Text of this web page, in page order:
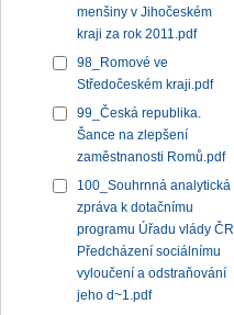
menšiny v Jihočeském
kraji za rok 2011.pdf
98_Romové ve
Středočeském kraji.pdf
99_Česká republika.
Šance na zlepšení
zaměstnanosti Romů.pdf
100_Souhrnná analytická
zpráva k dotačnímu
programu Úřadu vlády ČR
Předcházení sociálnímu
vyloučení a odstraňování
jeho d~1.pdf